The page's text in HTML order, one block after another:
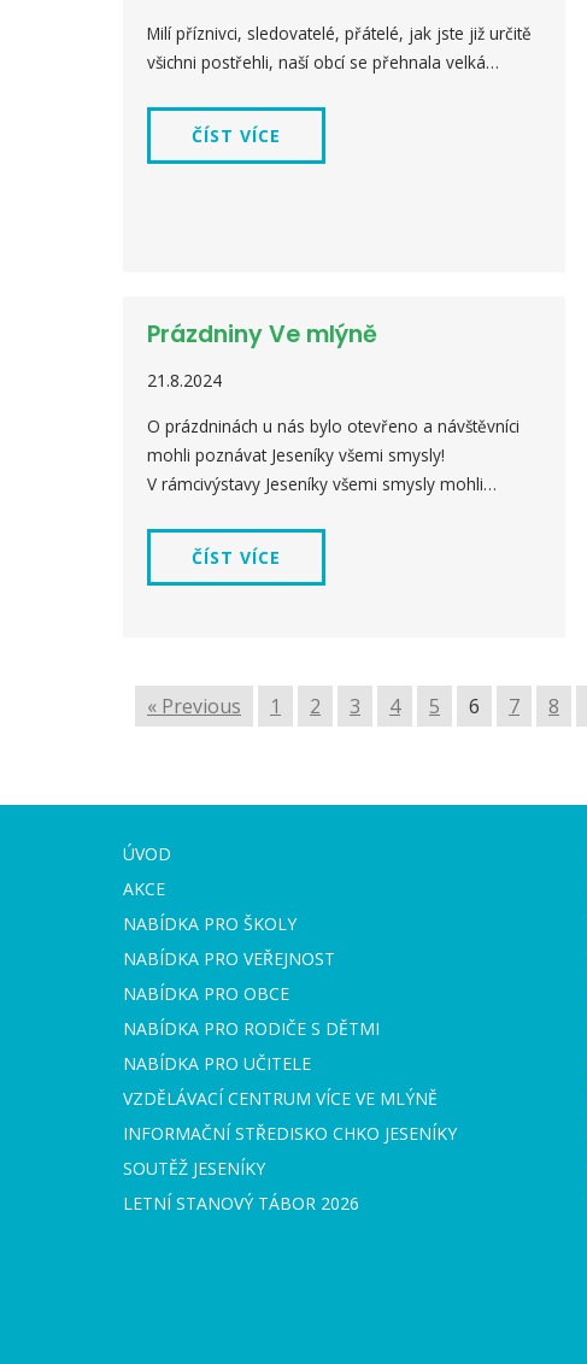
Milí příznivci, sledovatelé, přátelé, jak jste již určitě
všichni postřehli, naší obcí se přehnala velká…
ČÍST VÍCE
Prázdniny Ve mlýně
21.8.2024
O prázdninách u nás bylo otevřeno a návštěvníci
mohli poznávat Jeseníky všemi smysly!
V rámcivýstavy Jeseníky všemi smysly mohli…
ČÍST VÍCE
« Previous 1 2 3 4 5 6 7 8
ÚVOD
AKCE
NABÍDKA PRO ŠKOLY
NABÍDKA PRO VEŘEJNOST
NABÍDKA PRO OBCE
NABÍDKA PRO RODIČE S DĚTMI
NABÍDKA PRO UČITELE
VZDĚLÁVACÍ CENTRUM VÍCE VE MLÝNĚ
INFORMAČNÍ STŘEDISKO CHKO JESENÍKY
SOUTĚŽ JESENÍKY
LETNÍ STANOVÝ TÁBOR 2026